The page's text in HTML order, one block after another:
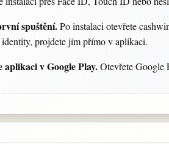
spuštění.Po instalaci otevřete
identity, projdete jím přímo v aplikaci.
v Google Play.Otevřete Google